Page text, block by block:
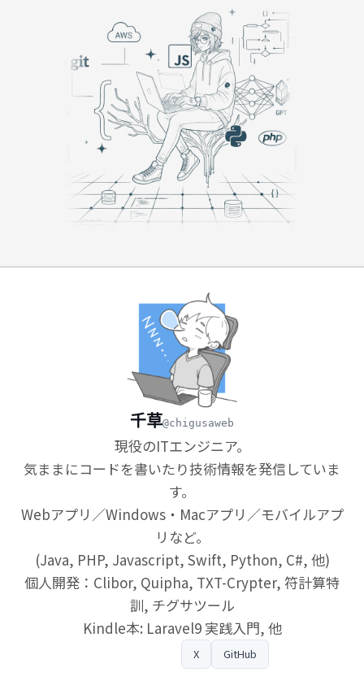
千草@chigusaweb
現役のITエンジニア。
気ままにコードを書いたり技術情報を発信していま
す。
Webアプリ／Windows・Macアプリ／モバイルアプ
リなど。
(Java, PHP, Javascript, Swift, Python, C#, 他)
個人開発：Clibor, Quipha, TXT-Crypter, 符計算特
訓, チグサツール
Kindle本: Laravel9 実践入門, 他
X GitHub